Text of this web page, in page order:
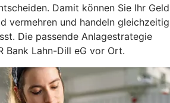
Damit können Sie Ihr Geld
vermehren und handeln gleichzeitig
Die passende Anlagestrategie
Bank Lahn-Dill eG vor Ort.